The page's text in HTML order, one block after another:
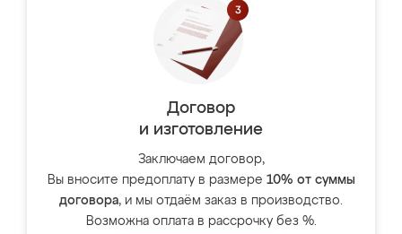
Договор
и изготовление
Заключаем договор,
Вы вносите предоплату в размере 10% от суммы
договора, и мы отдаём заказ в производство.
Возможна оплата в рассрочку без %.